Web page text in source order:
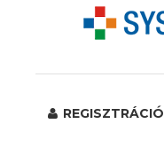
REGISZTRÁCIÓ